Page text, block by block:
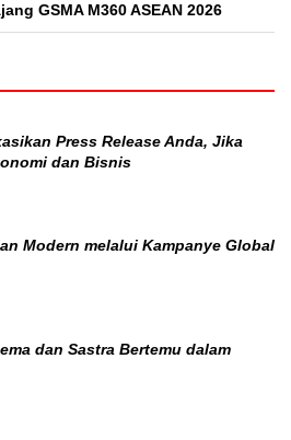
GSMA M360 ASEAN 2026
Press Release Anda, Jika
dan Bisnis
Modern melalui Kampanye Global
dan Sastra Bertemu dalam